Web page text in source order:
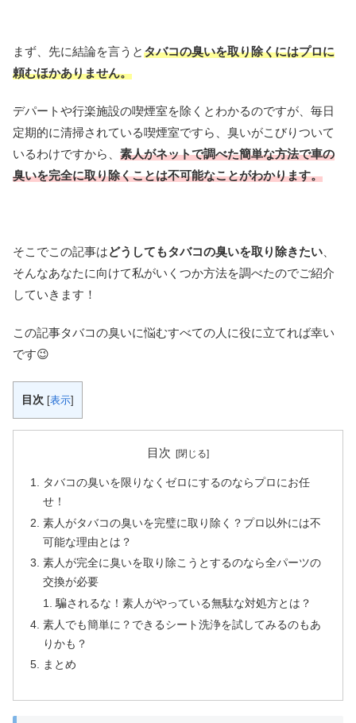
まず、先に結論を言うとタバコの臭いを取り除くにはプロに
頼むほかありません。
デパートや行楽施設の喫煙室を除くとわかるのですが、毎日
定期的に清掃されている喫煙室ですら、臭いがこびりついて
いるわけですから、 素人がネットで調べた簡単な方法で車の
臭いを完全に取り除くことは不可能なことがわかります。
そこでこの記事はどうしてもタバコの臭いを取り除きたい
そんなあなたに向けて私がいくつか方法を調べたのでご紹介
していきます！
この記事タバコの臭いに悩むすべての人に役に立てれば幸い
です😉
目次 [表示]
目次
タバコの臭いを限りなくゼロにするのならプロにお任
せ！
素人がタバコの臭いを完璧に取り除く？プロ以外には不
可能な理由とは？
素人が完全に臭いを取り除こうとするのなら全パーツの
交換が必要
騙されるな！素人がやっている無駄な対処方とは？
素人でも簡単に？できるシート洗浄を試してみるのもあ
りかも？
まとめ